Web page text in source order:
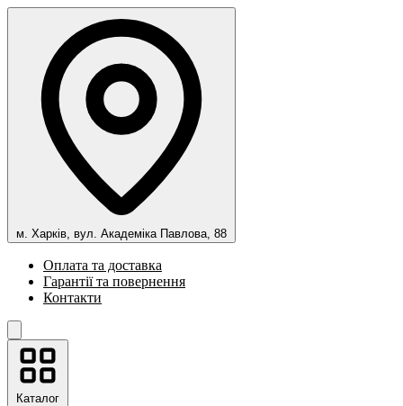
м. Харків, вул. Академіка Павлова, 88
Оплата та доставка
Гарантії та повернення
Контакти
Каталог